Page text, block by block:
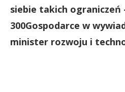
siebie takich ograniczeń
300Gospodarce w
minister rozwoju i